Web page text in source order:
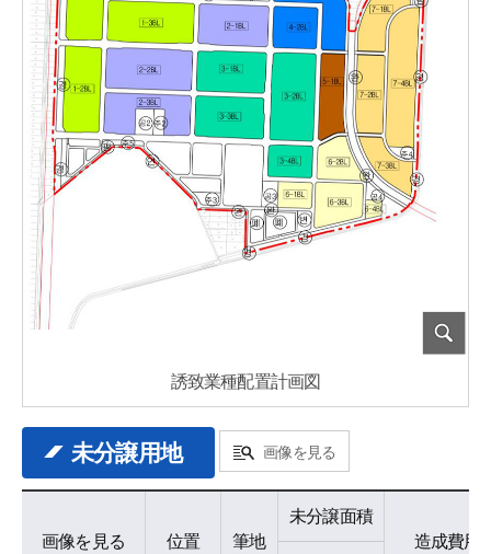
誘致業種配置計画図
未分譲用地 画像を見る
분양가능용지 - 구분, 위치, 필지, 미분양면적, 조성won가, 비고 정보 제공
画像を見る 位置 筆地
未分譲面積
造成費用